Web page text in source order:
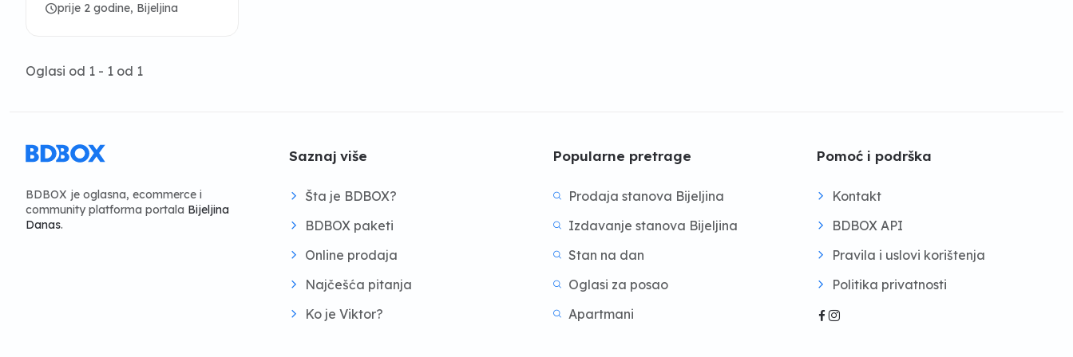
scheduleprije 2 godine, Bijeljina
Oglasi od 1 - 1 od 1
BDBOX je oglasna, ecommerce i
community platforma portala Bijeljina
Danas.
Saznaj više
Šta je BDBOX?
BDBOX paketi
Online prodaja
Najčešća pitanja
Ko je Viktor?
Popularne pretrage
Prodaja stanova Bijeljina
Izdavanje stanova Bijeljina
Stan na dan
Oglasi za posao
Apartmani
Pomoć i podrška
Kontakt
BDBOX API
Pravila i uslovi korištenja
Politika privatnosti